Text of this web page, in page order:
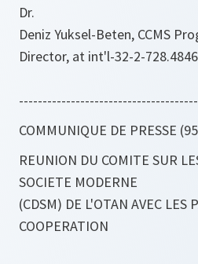
Dr.
Deniz Yuksel-Beten, CCMS
Director, at int'l-32-2-
COMMUNIQUE DE PRESSE
REUNION DU COMITE SUR
SOCIETE MODERNE
(CDSM) DE L'OTAN AVEC LES
COOPERATION